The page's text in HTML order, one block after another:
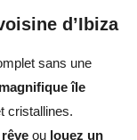
d’Ibiza
sans une
magnifique île
cristallines.
ou louez un